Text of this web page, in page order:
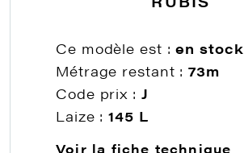
Ce modèle est :en stock
Métrage restant :73m
Code prix : J
Laize :145 L
Voir la fiche technique